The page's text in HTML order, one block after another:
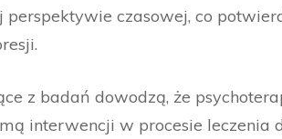
perspektywie czasowej, co
z badań dowodzą, że
interwencji w procesie leczenia